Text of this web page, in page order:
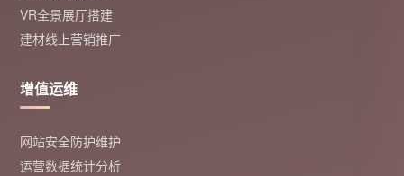
VR全景展厅搭建
建材线上营销推广
增值运维
网站安全防护维护
运营数据统计分析